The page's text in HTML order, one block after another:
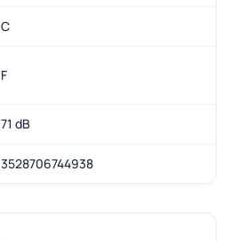
C
F
71 dB
3528706744938